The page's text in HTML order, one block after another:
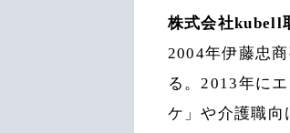
株式会社kubell
2004年伊藤忠
る。2013年に
ケ」や介護職